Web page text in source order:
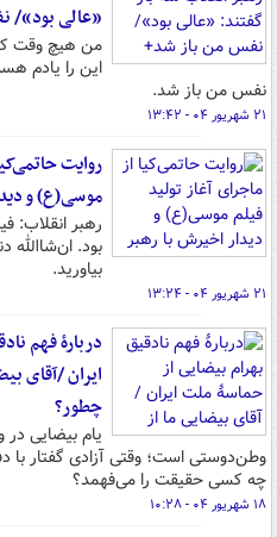
«عالی بود»/
من هیچ وقت
این را یادم
نفس من باز شد.
۲۱ شهریور ۰۴ - ۱۳:۴۲
روایت
موسی(ع) و
رهبر انقلاب:
بود. ان‌شاالله
بیاورید.
۲۱ شهریور ۰۴ - ۱۳:۲۴
دربارۀ فهم
ایران /آقای
چطور؟
یام بیضایی در
وطن‌دوستی است؛ وقتی آزادی گفتار با
چه کسی حقیقت را می‌فهمد؟
۱۸ شهریور ۰۴ - ۱۰:۲۸